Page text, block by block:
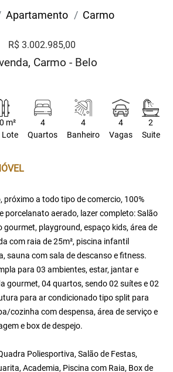
Apartamento Carmo
R$ 3.002.985,00
Carmo - Belo
m²
Lote
4
Quartos
4
Banheiro
4
Vagas
2
Suite
próximo a todo tipo de comercio, 100%
porcelanato aerado, lazer completo: Salão
gourmet, playground, espaço kids, área de
com raia de 25m², piscina infantil
sauna com sala de descanso e fitness.
para 03 ambientes, estar, jantar e
gourmet, 04 quartos, sendo 02 suítes e 02
para ar condicionado tipo split para
cozinha com despensa, área de serviço e
e box de despejo.
Poliesportiva, Salão de Festas,
Academia, Piscina com Raia, Box de